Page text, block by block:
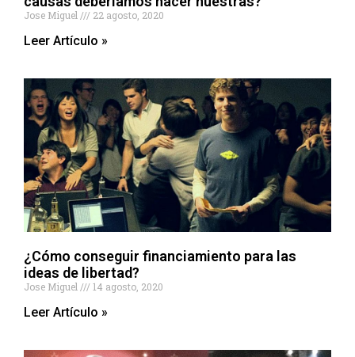
Jose Miguel 22 agosto, 2020
Leer Artículo »
¿Cómo conseguir financiamiento para las
ideas de libertad?
Jose Miguel 14 agosto, 2020
Leer Artículo »